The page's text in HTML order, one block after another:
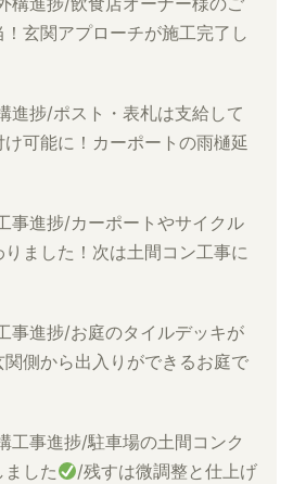
玄関アプローチが施工完了し
進捗/ポスト・表札は支給して
可能に！カーポートの雨樋延
事進捗/カーポートやサイクル
ました！次は土間コン工事に
事進捗/お庭のタイルデッキが
側から出入りができるお庭で
工事進捗/駐車場の土間コンク
ました
/残すは微調整と仕上げ